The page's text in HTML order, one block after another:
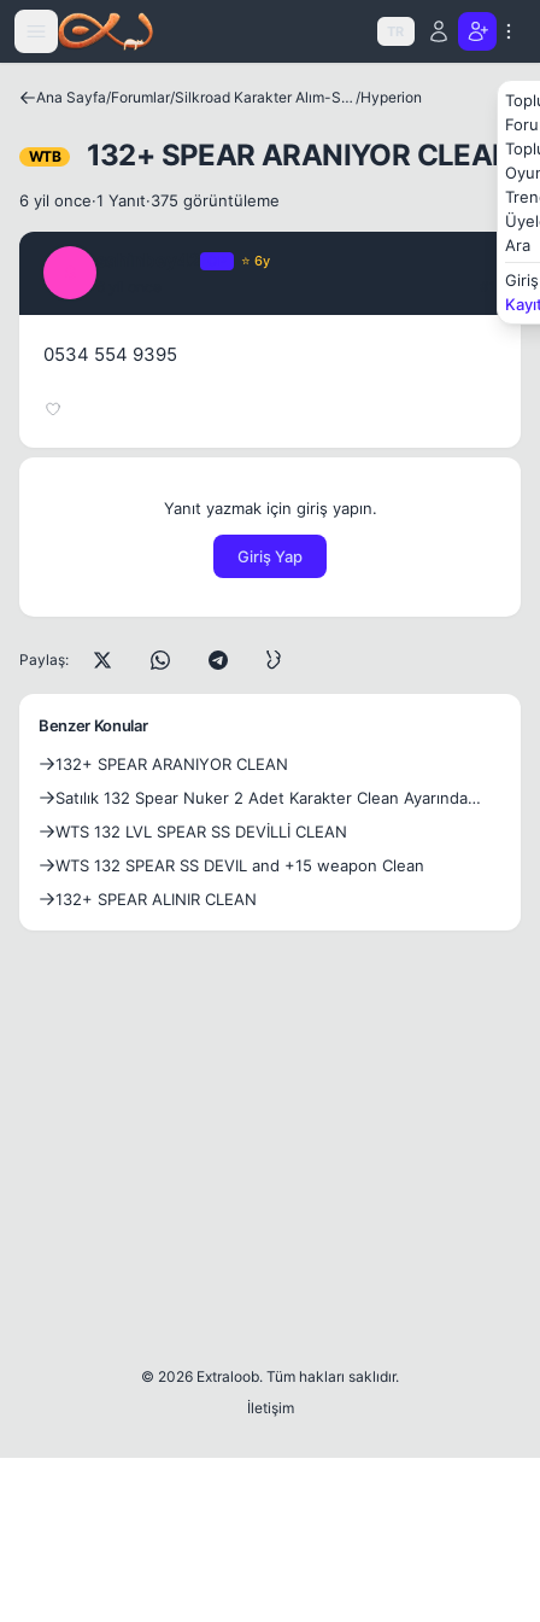
Icerige atla
TR
Ara
Giriş
Ana Sayfa/Forumlar/ Silkroad Karakter Alım-Satımları /Hyperion
WTB 132+ SPEAR ARANIYOR CLEAN
6 yil once·1 Yanıt·375 görüntüleme
⭐ 6y
0534 554 9395
Yanıt yazmak için giriş yapın.
Giriş Yap
Paylaş:
Benzer Konular
132+ SPEAR ARANIYOR CLEAN
Satılık 132 Spear Nuker 2 Adet Karakter Clean Ayarında
Fakat Full Zerk %120 Job
WTS 132 LVL SPEAR SS DEVİLLİ CLEAN
WTS 132 SPEAR SS DEVIL and +15 weapon Clean
132+ SPEAR ALINIR CLEAN
© 2026 Extraloob. Tüm hakları saklıdır.
İletişim